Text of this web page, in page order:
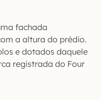
fachada
a altura do prédio.
e dotados daquele
registrada do Four